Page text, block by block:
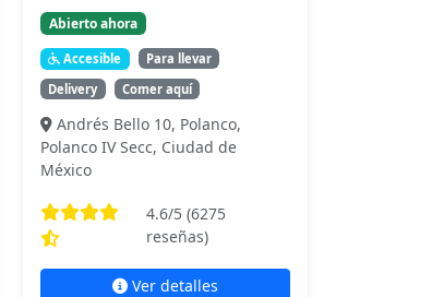
Abierto ahora
Accesible
Para llevar
Delivery
Comer aquí
Andrés Bello 10, Polanco,
Polanco IV Secc, Ciudad de
México
4.6/5 (6275
reseñas)
Ver detalles